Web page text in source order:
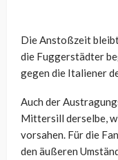
Die Anstoßzeit
die Fuggerstädter
gegen die Italiener
Auch der
Mittersill derselbe,
vorsahen. Für die
den äußeren